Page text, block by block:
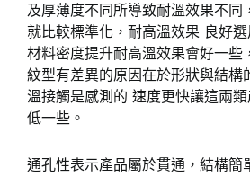
及厚薄度不同所導致耐溫效果不同
就比較標準化，耐高溫效果 良好
材料密度提升耐高溫效果會好一些
紋型有差異的原因在於形狀與結構
溫接觸是感測的 速度更快讓這兩
低一些。
通孔性表示產品屬於貫通，結構簡